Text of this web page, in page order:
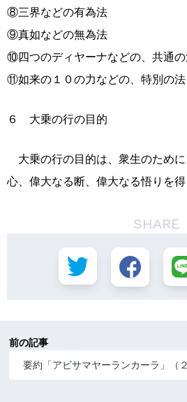
⑧三界などの有為法
⑨真如などの無為法
⑩四つのディヤーナなどの、共通
⑪如来の１０の力などの、特別の法
６ 大乗の行の目的
大乗の行の目的は、衆生のために
心、偉大なる断、偉大なる悟りを得
SHARE
前の記事
要約「アビサマヤーランカーラ」（